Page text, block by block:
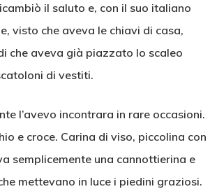
il saluto e, con il suo italiano
visto che aveva le chiavi di casa,
che aveva già piazzato lo scaleo
di vestiti.
l’avevo incontrara in rare occasioni.
e croce. Carina di viso, piccolina con
semplicemente una cannottierina e
mettevano in luce i piedini graziosi.